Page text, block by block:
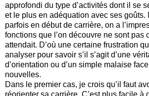
approfondi du type d’activités dont il se
et le plus en adéquation avec ses goûts.
parfois en début de carrière, on a
fonctions que l’on découvre ne sont pas
attendait. D’où une certaine frustration
analyser pour savoir s’il s’agit d’une
d’orientation ou d’un simple malaise
nouvelles.
Dans le premier cas, je crois qu’il faut
réorienter sa carrière. C’est plus facile à